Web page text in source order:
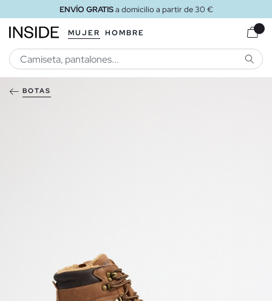
ENVÍO GRATISa domicilio a partir de 30 €
MUJER HOMBRE
BOTAS